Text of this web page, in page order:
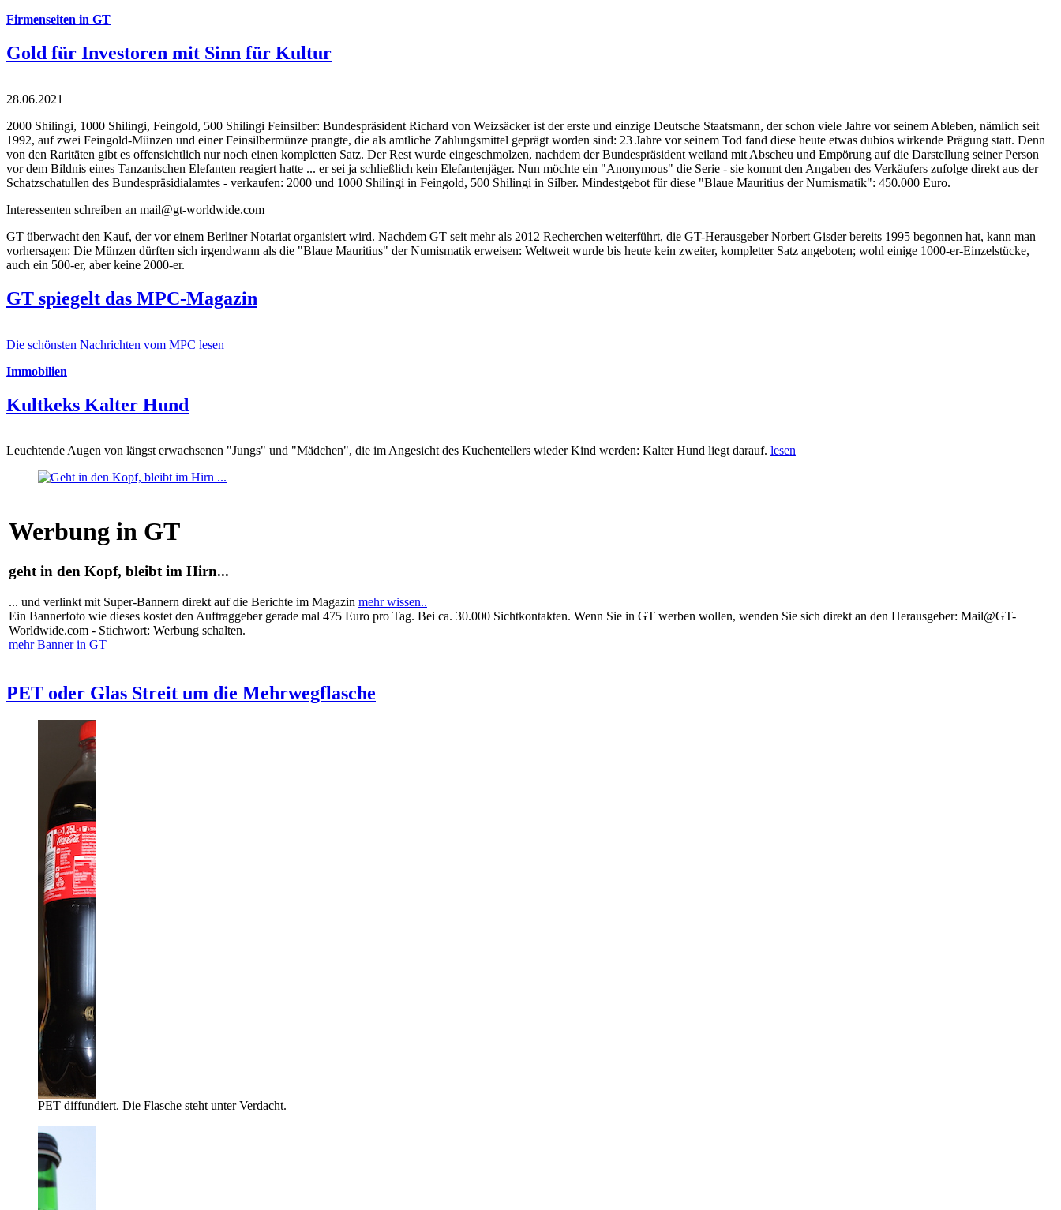
Firmenseiten in GT
Gold für Investoren mit Sinn für Kultur
28.06.2021
2000 Shilingi, 1000 Shilingi, Feingold, 500 Shilingi Feinsilber: Bundespräsident Richard von Weizsäcker ist der erste und einzige Deutsche Staatsmann, der schon viele Jahre vor seinem Ableben, nämlich seit
1992, auf zwei Feingold-Münzen und einer Feinsilbermünze prangte, die als amtliche Zahlungsmittel geprägt worden sind: 23 Jahre vor seinem Tod fand diese heute etwas dubios wirkende Prägung statt. Denn
von den Raritäten gibt es offensichtlich nur noch einen kompletten Satz. Der Rest wurde eingeschmolzen, nachdem der Bundespräsident weiland mit Abscheu und Empörung auf die Darstellung seiner Person
vor dem Bildnis eines Tanzanischen Elefanten reagiert hatte ... er sei ja schließlich kein Elefantenjäger. Nun möchte ein "Anonymous" die Serie - sie kommt den Angaben des Verkäufers zufolge direkt aus der
Schatzschatullen des Bundespräsidialamtes - verkaufen: 2000 und 1000 Shilingi in Feingold, 500 Shilingi in Silber. Mindestgebot für diese "Blaue Mauritius der Numismatik": 450.000 Euro.
Interessenten schreiben an mail@gt-worldwide.com
GT überwacht den Kauf, der vor einem Berliner Notariat organisiert wird. Nachdem GT seit mehr als 2012 Recherchen weiterführt, die GT-Herausgeber Norbert Gisder bereits 1995 begonnen hat, kann man
vorhersagen: Die Münzen dürften sich irgendwann als die "Blaue Mauritius" der Numismatik erweisen: Weltweit wurde bis heute kein zweiter, kompletter Satz angeboten; wohl einige 1000-er-Einzelstücke,
auch ein 500-er, aber keine 2000-er.
GT spiegelt das MPC-Magazin
Die schönsten Nachrichten vom MPC lesen
Immobilien
Kultkeks Kalter Hund
Leuchtende Augen von längst erwachsenen "Jungs" und "Mädchen", die im Angesicht des Kuchentellers wieder Kind werden: Kalter Hund liegt darauf. lesen
Werbung in GT
geht in den Kopf, bleibt im Hirn...
... und verlinkt mit Super-Bannern direkt auf die Berichte im Magazin mehr wissen..
Ein Bannerfoto wie dieses kostet den Auftraggeber gerade mal 475 Euro pro Tag. Bei ca. 30.000 Sichtkontakten. Wenn Sie in GT werben wollen, wenden Sie sich direkt an den Herausgeber: Mail@GT-
Worldwide.com - Stichwort: Werbung schalten.
mehr Banner in GT
PET oder Glas Streit um die Mehrwegflasche
PET diffundiert. Die Flasche steht unter Verdacht.